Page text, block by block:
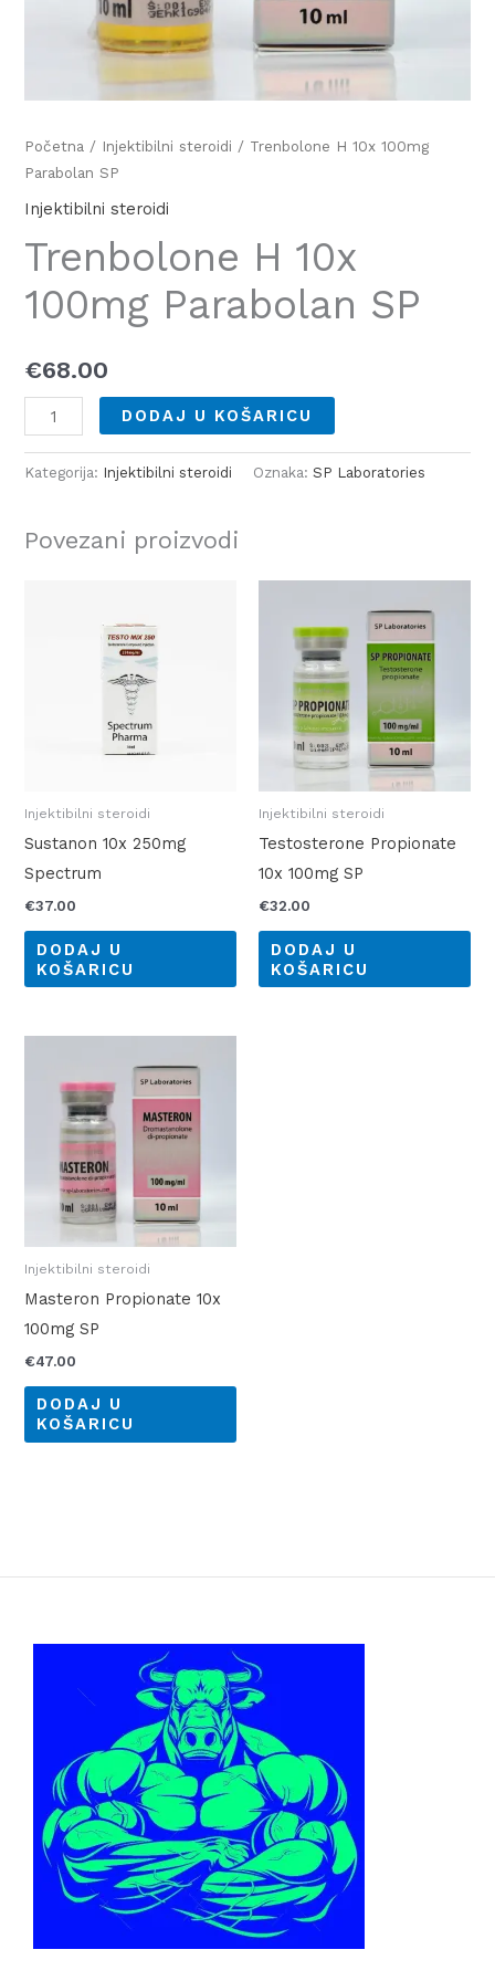
Početna / Injektibilni steroidi / Trenbolone H 10x 100mg
Parabolan SP
Injektibilni steroidi
Trenbolone H 10x
100mg Parabolan SP
€68.00
DODAJ U KOŠARICU
Kategorija: Injektibilni steroidi Oznaka:SP Laboratories
Povezani proizvodi
Injektibilni steroidi
Sustanon 10x 250mg
Spectrum
€37.00
DODAJ U
KOŠARICU
Injektibilni steroidi
Testosterone Propionate
10x 100mg SP
€32.00
DODAJ U
KOŠARICU
Injektibilni steroidi
Masteron Propionate 10x
100mg SP
€47.00
DODAJ U
KOŠARICU